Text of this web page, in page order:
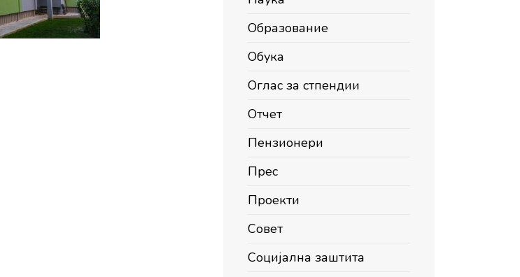
Образование
Обука
Оглас за стпендии
Отчет
Пензионери
Прес
Проекти
Совет
Социјална заштита